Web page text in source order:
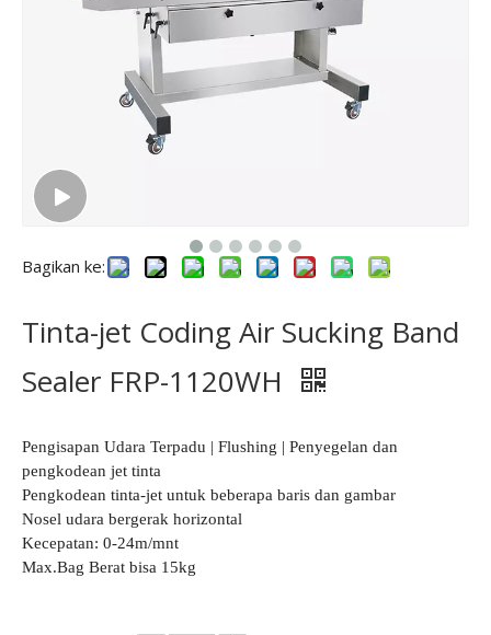
Bagikan ke:
Tinta-jet Coding Air Sucking Band
Sealer FRP-1120WH
Pengisapan Udara Terpadu | Flushing | Penyegelan dan
pengkodean jet tinta
Pengkodean tinta-jet untuk beberapa baris dan gambar
Nosel udara bergerak horizontal
Kecepatan: 0-24m/mnt
Max.Bag Berat bisa 15kg